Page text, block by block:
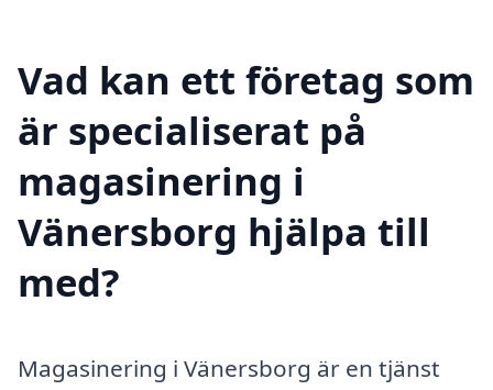
Vad kan ett företag som
är specialiserat på
magasinering i
Vänersborg hjälpa till
med?
Magasinering i Vänersborg är en tjänst